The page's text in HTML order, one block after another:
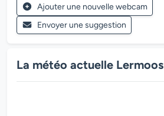
Ajouter une nouvelle webcam
Envoyer une suggestion
La météo actuelle Lermoos